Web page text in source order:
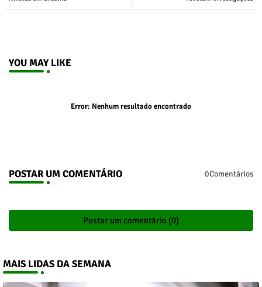
YOU MAY LIKE
Error: Nenhum resultado encontrado
POSTAR UM COMENTÁRIO 0Comentários
Postar um comentário (0)
MAIS LIDAS DA SEMANA